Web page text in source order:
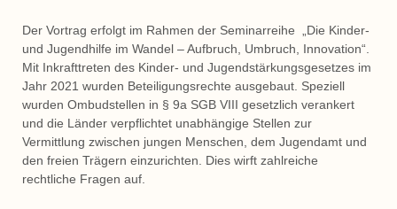
Der Vortrag erfolgt im Rahmen der Seminarreihe „Die Kinder-
und Jugendhilfe im Wandel – Aufbruch, Umbruch, Innovation“.
Mit Inkrafttreten des Kinder- und Jugendstärkungsgesetzes im
Jahr 2021 wurden Beteiligungsrechte ausgebaut. Speziell
wurden Ombudstellen in § 9a SGB VIII gesetzlich verankert
und die Länder verpflichtet unabhängige Stellen zur
Vermittlung zwischen jungen Menschen, dem Jugendamt und
den freien Trägern einzurichten. Dies wirft zahlreiche
rechtliche Fragen auf.